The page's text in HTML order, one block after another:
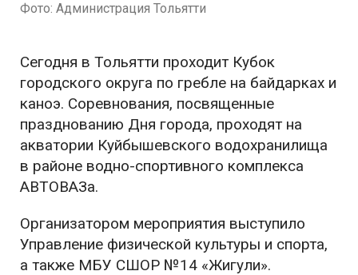
Фото: Администрация Тольятти
Сегодня в Тольятти проходит Кубок
городского округа по гребле на байдарках и
каноэ. Соревнования, посвященные
празднованию Дня города, проходят на
акватории Куйбышевского водохранилища
в районе водно-спортивного комплекса
АВТОВАЗа.
Организатором мероприятия выступило
Управление физической культуры и спорта,
а также МБУ СШОР №14 «Жигули».